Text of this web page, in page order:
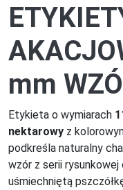
mm
Etykieta o wymiarach
nektarowy z
podkreśla naturalny
wzór z serii
uśmiechniętą